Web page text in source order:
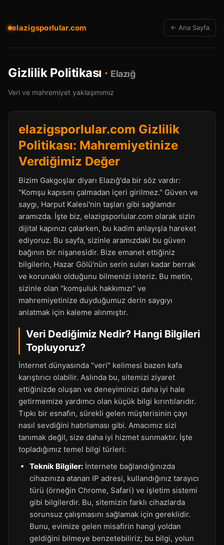
elazigsporlular.com ← Ana Sayfa
Gizlilik Politikası · Elazığ
Veri ve mahremiyet yaklaşımımız
elazigsporlular.com Gizlilik
Politikası: Mahremiyetinize
Verdiğimiz Değer
Bizim Gakgoşlar diyarı Elazığ'da bir söz vardır:
"Komşu kapısını çalmadan içeri girilmez." Güven ve
saygı, Harput Kalesi'nin taşları gibi sağlamdır
aramızda. İşte biz, elazigsporlular.com olarak sizin
dijital kapınızı çalarken, bu kadim anlayışla hareket
ediyoruz. Bu sayfa, sizinle aramızdaki bu güven
bağının bir nişanesidir. Bize emanet ettiğiniz
bilgilerin, Hazar Gölü'nün serin suları kadar berrak
ve korunaklı olduğunu bilmenizi isteriz. Bu metin,
sizinle olan "komşuluk hakkımızı" ve
mahremiyetinize duyduğumuz derin saygıyı
anlatmak için kaleme alınmıştır.
Veri Dediğimiz Nedir? Hangi Bilgileri
Topluyoruz?
İnternet dünyasında "veri" kelimesi bazen kafa
karıştırıcı olabilir. Aslında bu, sitemizi ziyaret
ettiğinizde oluşan ve deneyiminizi daha iyi hale
getirmemize yardımcı olan küçük bilgi kırıntılarıdır.
Tıpkı bir esnafın, sürekli gelen müşterisinin çayı
nasıl sevdiğini hatırlaması gibi. Amacımız sizi
tanımak değil, size daha iyi hizmet sunmaktır. İşte
topladığımız temel bilgi türleri:
Teknik Bilgiler: İnternete bağlandığınızda
cihazınıza atanan IP adresi, kullandığınız tarayıcı
türü (örneğin Chrome, Safari) ve işletim sistemi
gibi bilgilerdir. Bu, sitemizin farklı cihazlarda
sorunsuz çalışmasını sağlamak için gereklidir.
Bunu, evimize gelen misafirin hangi yoldan
geldiğini bilmeye benzetebiliriz; bu bilgi, yolun